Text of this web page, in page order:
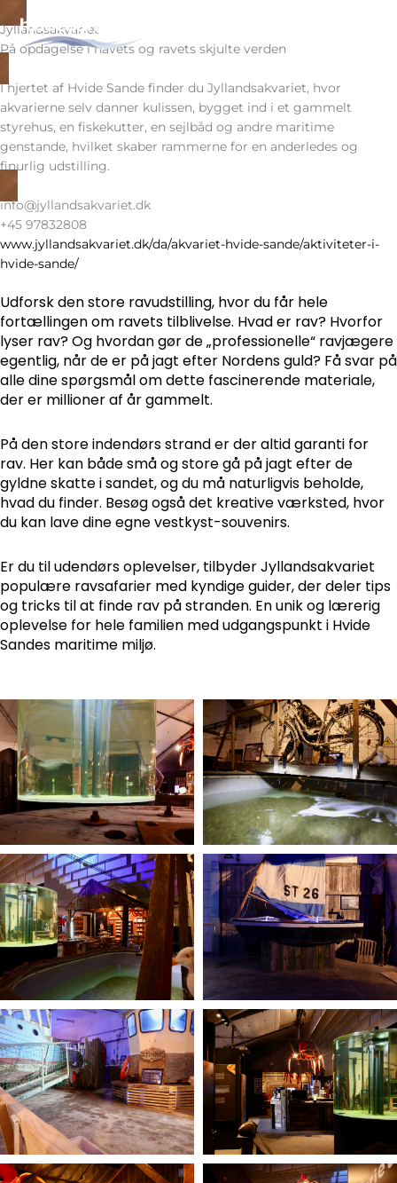
Inhalt
springen
Jyllandsakvariet
På opdagelse i havets og ravets skjulte verden
I hjertet af Hvide Sande finder du Jyllandsakvariet, hvor
akvarierne selv danner kulissen, bygget ind i et gammelt
styrehus, en fiskekutter, en sejlbåd og andre maritime
genstande, hvilket skaber rammerne for en anderledes og
finurlig udstilling.
info@jyllandsakvariet.dk
+45 97832808
www.jyllandsakvariet.dk/da/akvariet-hvide-sande/aktiviteter-i-
hvide-sande/
Udforsk den store ravudstilling, hvor du får hele
fortællingen om ravets tilblivelse. Hvad er rav? Hvorfor
lyser rav? Og hvordan gør de „professionelle“ ravjægere
egentlig, når de er på jagt efter Nordens guld? Få svar på
alle dine spørgsmål om dette fascinerende materiale,
der er millioner af år gammelt.
På den store indendørs strand er der altid garanti for
rav. Her kan både små og store gå på jagt efter de
gyldne skatte i sandet, og du må naturligvis beholde,
hvad du finder. Besøg også det kreative værksted, hvor
du kan lave dine egne vestkyst-souvenirs.
Er du til udendørs oplevelser, tilbyder Jyllandsakvariet
populære ravsafarier med kyndige guider, der deler tips
og tricks til at finde rav på stranden. En unik og lærerig
oplevelse for hele familien med udgangspunkt i Hvide
Sandes maritime miljø.